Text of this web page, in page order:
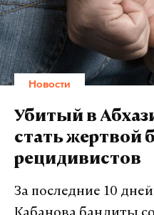
руководитель
радиочастот и сетей
Александр Понькин.
Куратор
«Связь и
Левова сообщила, что
интересах россиян,
обеспечат безопасность
когда законом Яровой
выделение бюджетных
Новости
Убитый в
стать жертвой
рецидивистов
За последние 10